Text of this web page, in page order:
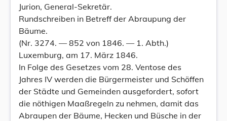
Jurion, General-Sekretär.
Rundschreiben in Betreff der Abraupung der
Bäume.
(Nr. 3274. — 852 von 1846. — 1. Abth.)
Luxemburg, am 17. März 1846.
In Folge des Gesetzes vom 28. Ventose des
Jahres IV werden die Bürgermeister und Schöffen
der Städte und Gemeinden ausgefordert, sofort
die nöthigen Maaßregeln zu nehmen, damit das
Abraupen der Bäume, Hecken und Büsche in der